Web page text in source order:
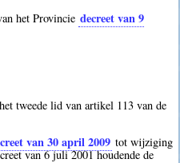
het Provincie decreet van 9
tweede lid van artikel 113 van de
van 30 april 2009 tot wijziging
van 6 juli 2001 houdende de